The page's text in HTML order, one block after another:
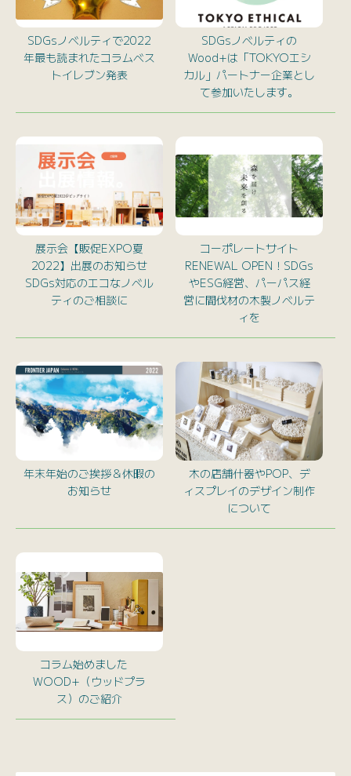
SDGsノベルティで2022
年最も読まれたコラムベス
トイレブン発表
SDGsノベルティの
Wood+は「TOKYOエシ
カル」パートナー企業とし
て参加いたします。
展示会【販促EXPO夏
2022】出展のお知らせ
SDGs対応のエコなノベル
ティのご相談に
コーポレートサイト
RENEWAL OPEN！SDGs
やESG経営、パーパス経
営に間伐材の木製ノベルテ
ィを
年末年始のご挨拶＆休暇の
お知らせ
木の店舗什器やPOP、デ
ィスプレイのデザイン制作
について
コラム始めました
WOOD+（ウッドプラ
ス）のご紹介